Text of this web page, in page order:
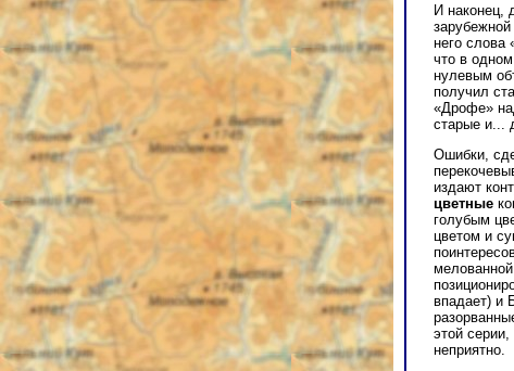
И наконец,
него слова
что в
нулевым
получил
«Дрофе»
старые и...
Ошибки,
издают
цветные
голубым
цветом и
впадает) и
этой
неприятно.